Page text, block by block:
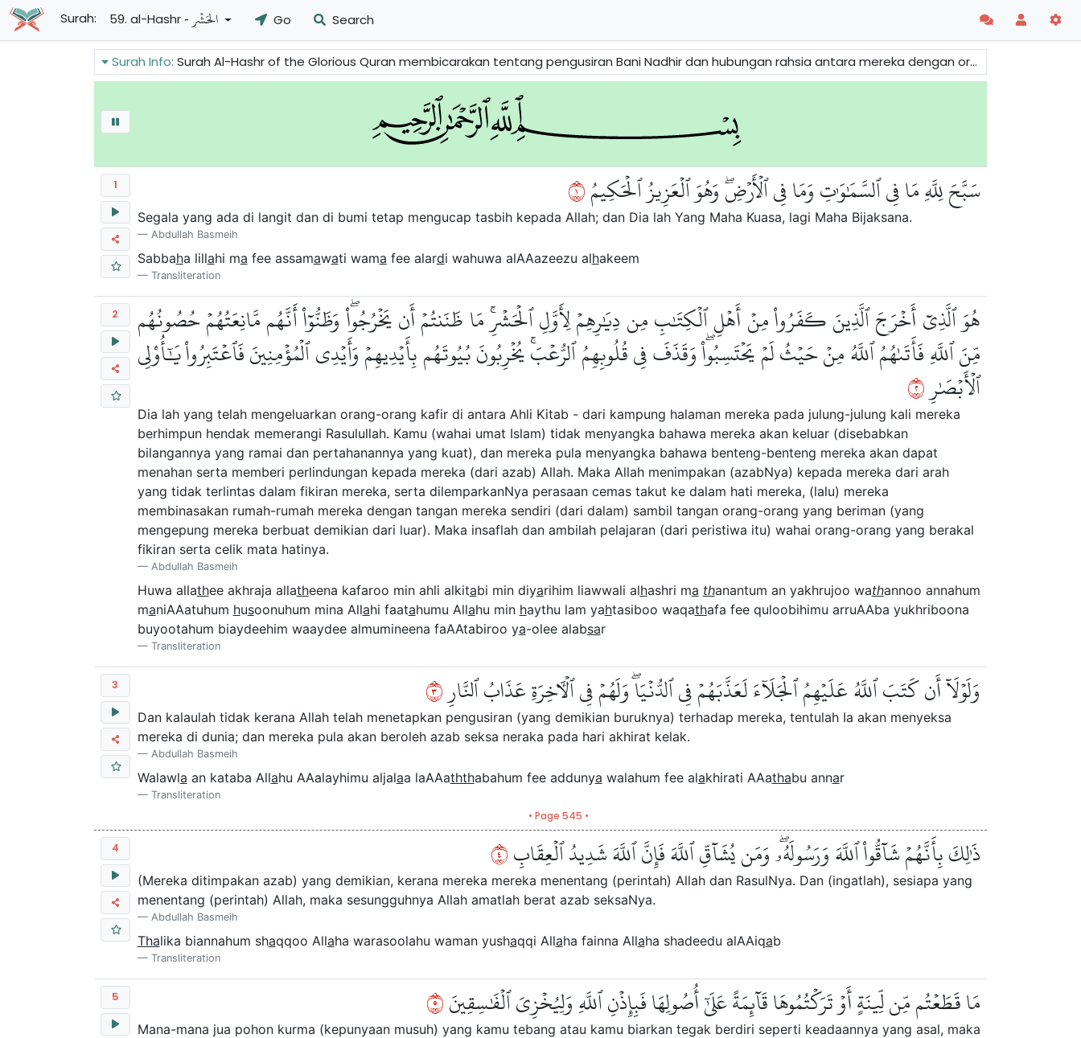
Surah: 59. al-Hashr - الحَشۡرِ Go Search
Surah Info:Surah Al-Hashr of the Glorious Quran membicarakan tentang pengusiran Bani Nadhir dan hubungan rahsia antara mereka dengan orang-orang munafik Madinah. Ia mengingatkan orang Mukmin supaya beriman kepada Allah. Terdapat juga beberapa nama-nama Allah yang indah disebutkan dalam surah ini.
1 سَبَّحَ لِلَّهِ مَا فِي ٱلسَّمَٰوَٰتِ وَمَا فِي ٱلۡأَرۡضِۖ وَهُوَ ٱلۡعَزِيزُ ٱلۡحَكِيمُ١
Segala yang ada di langit dan di bumi tetap mengucap tasbih kepada Allah; dan Dia lah Yang Maha Kuasa, lagi Maha Bijaksana.
Abdullah Basmeih
Sabbaha lillahi ma fee assamawati wama fee alardi wahuwa alAAazeezu alhakeem
Transliteration
2
هُوَ ٱلَّذِيٓ أَخۡرَجَ ٱلَّذِينَ كَفَرُواْ مِنۡ أَهۡلِ ٱلۡكِتَٰبِ مِن دِيَٰرِهِمۡ لِأَوَّلِ ٱلۡحَشۡرِۚ مَا ظَنَنتُمۡ أَن يَخۡرُجُواْۖ وَظَنُّوٓاْ أَنَّهُم مَّانِعَتُهُمۡ حُصُونُهُم
مِّنَ ٱللَّهِ فَأَتَىٰهُمُ ٱللَّهُ مِنۡ حَيۡثُ لَمۡ يَحۡتَسِبُواْۖ وَقَذَفَ فِي قُلُوبِهِمُ ٱلرُّعۡبَۚ يُخۡرِبُونَ بُيُوتَهُم بِأَيۡدِيهِمۡ وَأَيۡدِي ٱلۡمُؤۡمِنِينَ فَٱعۡتَبِرُواْ يَٰٓأُوْلِي
ٱلۡأَبۡصَٰرِ٢
Dia lah yang telah mengeluarkan orang-orang kafir di antara Ahli Kitab - dari kampung halaman mereka pada julung-julung kali mereka
berhimpun hendak memerangi Rasulullah. Kamu (wahai umat Islam) tidak menyangka bahawa mereka akan keluar (disebabkan
bilangannya yang ramai dan pertahanannya yang kuat), dan mereka pula menyangka bahawa benteng-benteng mereka akan dapat
menahan serta memberi perlindungan kepada mereka (dari azab) Allah. Maka Allah menimpakan (azabNya) kepada mereka dari arah
yang tidak terlintas dalam fikiran mereka, serta dilemparkanNya perasaan cemas takut ke dalam hati mereka, (lalu) mereka
membinasakan rumah-rumah mereka dengan tangan mereka sendiri (dari dalam) sambil tangan orang-orang yang beriman (yang
mengepung mereka berbuat demikian dari luar). Maka insaflah dan ambilah pelajaran (dari peristiwa itu) wahai orang-orang yang berakal
fikiran serta celik mata hatinya.
Abdullah Basmeih
Huwa allathee akhraja allatheena kafaroo min ahli alkitabi min diyarihim liawwali alhashri ma thanantum an yakhrujoo wathannoo annahum
maniAAatuhum husoonuhum mina Allahi faatahumu Allahu min haythu lam yahtasiboo waqathafa fee quloobihimu arruAAba yukhriboona
buyootahum biaydeehim waaydee almumineena faAAtabiroo ya-olee alabsar
Transliteration
3 وَلَوۡلَآ أَن كَتَبَ ٱللَّهُ عَلَيۡهِمُ ٱلۡجَلَآءَ لَعَذَّبَهُمۡ فِي ٱلدُّنۡيَاۖ وَلَهُمۡ فِي ٱلۡأٓخِرَةِ عَذَابُ ٱلنَّارِ٣
Dan kalaulah tidak kerana Allah telah menetapkan pengusiran (yang demikian buruknya) terhadap mereka, tentulah Ia akan menyeksa
mereka di dunia; dan mereka pula akan beroleh azab seksa neraka pada hari akhirat kelak.
Abdullah Basmeih
Walawla an kataba Allahu AAalayhimu aljalaa laAAaththabahum fee addunya walahum fee alakhirati AAathabu annar
Transliteration
• Page 545 •
4 ذَٰلِكَ بِأَنَّهُمۡ شَآقُّواْ ٱللَّهَ وَرَسُولَهُۥۖ وَمَن يُشَآقِّ ٱللَّهَ فَإِنَّ ٱللَّهَ شَدِيدُ ٱلۡعِقَابِ٤
(Mereka ditimpakan azab) yang demikian, kerana mereka mereka menentang (perintah) Allah dan RasulNya. Dan (ingatlah), sesiapa yang
menentang (perintah) Allah, maka sesungguhnya Allah amatlah berat azab seksaNya.
Abdullah Basmeih
Thalika biannahum shaqqoo Allaha warasoolahu waman yushaqqi Allaha fainna Allaha shadeedu alAAiqab
Transliteration
5 مَا قَطَعۡتُم مِّن لِّينَةٍ أَوۡ تَرَكۡتُمُوهَا قَآئِمَةً عَلَىٰٓ أُصُولِهَا فَبِإِذۡنِ ٱللَّهِ وَلِيُخۡزِيَ ٱلۡفَٰسِقِينَ٥
Mana-mana jua pohon kurma (kepunyaan musuh) yang kamu tebang atau kamu biarkan tegak berdiri seperti keadaannya yang asal, maka